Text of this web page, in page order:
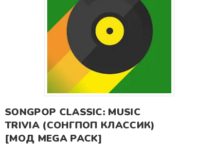
SONGPOP CLASSIC: MUSIC
TRIVIA (СОНГПОП КЛАССИК)
[МОД MEGA PACK]